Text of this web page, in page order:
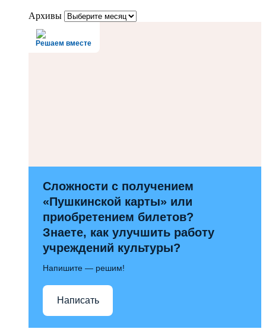
Архивы
Решаем вместе
Сложности с получением
«Пушкинской карты» или
приобретением билетов?
Знаете, как улучшить работу
учреждений культуры?
Напишите — решим!
Написать